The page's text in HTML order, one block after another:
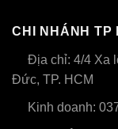
CHI NHÁNH TP
Địa chỉ: 4/4 Xa
Đức, TP. HCM
Kinh doanh: